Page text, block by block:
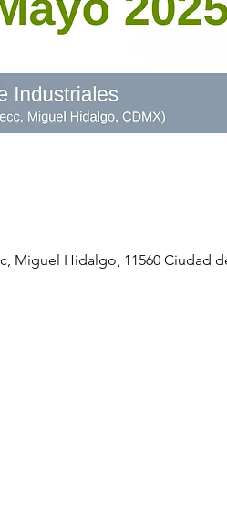
Miguel Hidalgo, 11560 Ciudad